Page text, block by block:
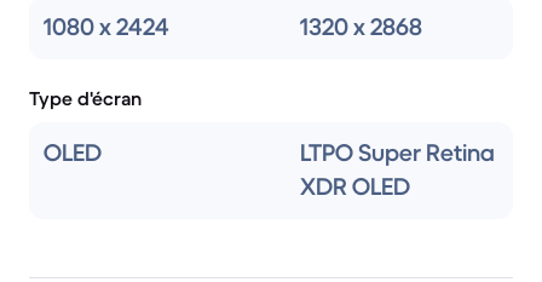
1080 x 2424 1320 x 2868
Type d'écran
OLED
LTPO Super Retina
XDR OLED